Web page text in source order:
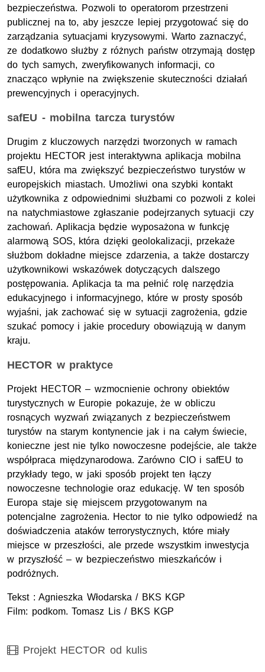
bezpieczeństwa. Pozwoli to operatorom przestrzeni
publicznej na to, aby jeszcze lepiej przygotować się do
zarządzania sytuacjami kryzysowymi. Warto zaznaczyć,
ze dodatkowo służby z różnych państw otrzymają dostęp
do tych samych, zweryfikowanych informacji, co
znacząco wpłynie na zwiększenie skuteczności działań
prewencyjnych i operacyjnych.
safEU - mobilna tarcza turystów
Drugim z kluczowych narzędzi tworzonych w ramach
projektu HECTOR jest interaktywna aplikacja mobilna
safEU, która ma zwiększyć bezpieczeństwo turystów w
europejskich miastach. Umożliwi ona szybki kontakt
użytkownika z odpowiednimi służbami co pozwoli z kolei
na natychmiastowe zgłaszanie podejrzanych sytuacji czy
zachowań. Aplikacja będzie wyposażona w funkcję
alarmową SOS, która dzięki geolokalizacji, przekaże
służbom dokładne miejsce zdarzenia, a także dostarczy
użytkownikowi wskazówek dotyczących dalszego
postępowania. Aplikacja ta ma pełnić rolę narzędzia
edukacyjnego i informacyjnego, które w prosty sposób
wyjaśni, jak zachować się w sytuacji zagrożenia, gdzie
szukać pomocy i jakie procedury obowiązują w danym
kraju.
HECTOR w praktyce
Projekt HECTOR – wzmocnienie ochrony obiektów
turystycznych w Europie pokazuje, że w obliczu
rosnących wyzwań związanych z bezpieczeństwem
turystów na starym kontynencie jak i na całym świecie,
konieczne jest nie tylko nowoczesne podejście, ale także
współpraca międzynarodowa. Zarówno CIO i safEU to
przykłady tego, w jaki sposób projekt ten łączy
nowoczesne technologie oraz edukację. W ten sposób
Europa staje się miejscem przygotowanym na
potencjalne zagrożenia. Hector to nie tylko odpowiedź na
doświadczenia ataków terrorystycznych, które miały
miejsce w przeszłości, ale przede wszystkim inwestycja
w przyszłość – w bezpieczeństwo mieszkańców i
podróżnych.
Tekst : Agnieszka Włodarska / BKS KGP
Film: podkom. Tomasz Lis / BKS KGP
Film
Projekt HECTOR od kulis